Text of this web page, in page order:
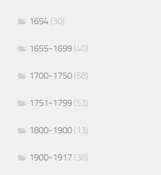
1654 (30)
1655-1699 (40)
1700-1750 (58)
1751-1799 (53)
1800-1900 (13)
1900-1917 (38)